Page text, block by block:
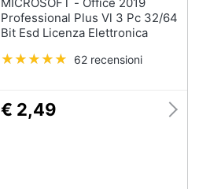
Professional Plus Vl 3 Pc 32/64
Bit Esd Licenza Elettronica
62 recensioni
€ 2,49